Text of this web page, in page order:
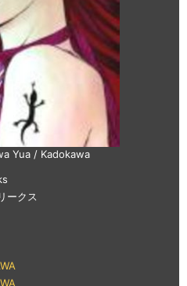
Yua / Kadokawa
ークス